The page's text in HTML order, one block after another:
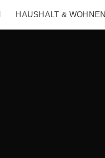
HAUSHALT & WOHNEN